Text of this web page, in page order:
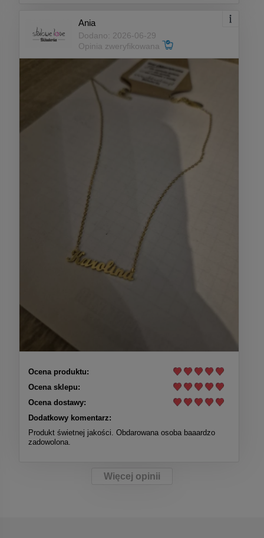
Ania
Dodano: 2026-06-29
Opinia zweryfikowana
Ocena produktu:
Ocena sklepu:
Ocena dostawy:
Dodatkowy komentarz:
Produkt świetnej jakości. Obdarowana osoba baaardzo
zadowolona.
Więcej opinii